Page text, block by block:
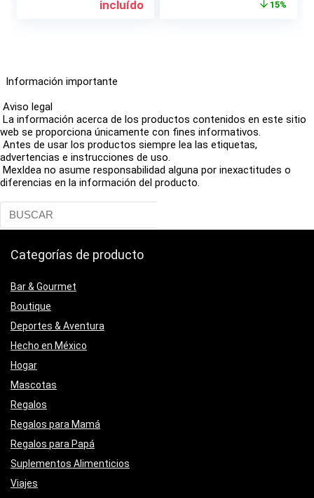
incluído
actual 15%
Información importante
Aviso legal
La información acerca de los productos contenidos en este sitio
web se proporciona únicamente con fines informativos.
Antes de usar los productos siempre lea las etiquetas,
advertencias e instrucciones de uso.
MexIdea no asume responsabilidad alguna por inexactitudes o
diferencias en la información del producto.
Categorías de producto
Bar & Gourmet
Boutique
Deportes & Aventura
Hecho en México
Hogar
Mascotas
Regalos
Regalos para Mamá
Regalos para Papá
Suplementos Alimenticios
Viajes